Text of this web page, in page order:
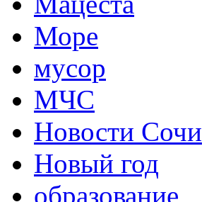
Море
мусор
МЧС
Новости Сочи
Новый год
образование